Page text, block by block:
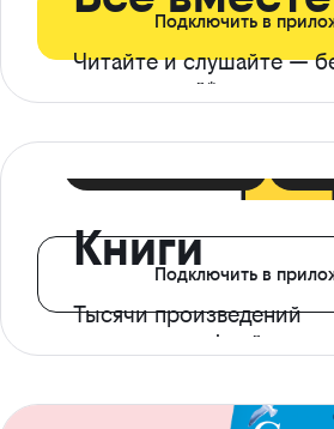
Читайте и слушайте —
ограничений*
Подключить в
Книги
Тысячи произведений
с доступом офлайн
Подключить в